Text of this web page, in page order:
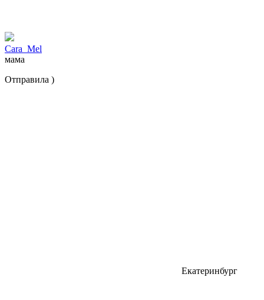
Cara_Mel
мама
Отправила )
Екатеринбург